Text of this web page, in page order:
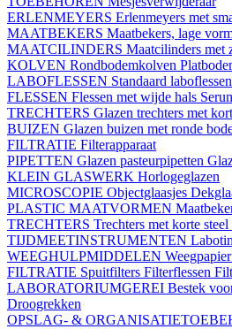
ERLENMEYERS Erlenmeyers met
MAATBEKERS Maatbekers, lage
MAATCILINDERS Maatcilinders met
KOLVEN Rondbodemkolven
LABOFLESSEN Standaard laboflessen
FLESSEN Flessen met wijde hals
TRECHTERS Glazen trechters met
BUIZEN Glazen buizen met ronde
FILTRATIE Filterapparaat
PIPETTEN Glazen pasteurpipetten
KLEIN GLASWERK Horlogeglazen
MICROSCOPIE Objectglaasjes
PLASTIC MAATVORMEN
TRECHTERS Trechters met korte steel
TIJDMEETINSTRUMENTEN
WEEGHULPMIDDELEN Weegpapier
FILTRATIE Spuitfilters Filterflessen
LABORATORIUMGEREI Bestek
Droogrekken
OPSLAG- &